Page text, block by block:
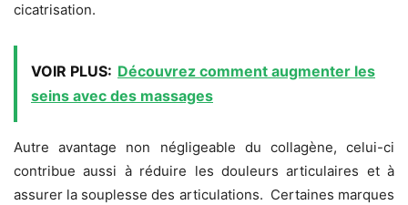
cicatrisation.
VOIR PLUS: Découvrez comment augmenter les
seins avec des massages
Autre avantage non négligeable du collagène, celui-ci
contribue aussi à réduire les douleurs articulaires et à
assurer la souplesse des articulations. Certaines marques